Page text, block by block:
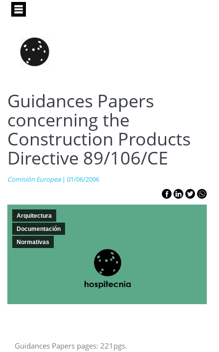
Pasar
principal
Guidances Papers
concerning the
Construction Products
Directive 89/106/CE
Comisión Europea| 01/06/2006
Arquitectura
Documentación
Normativas
Guidances Papers pages: 221pgs.